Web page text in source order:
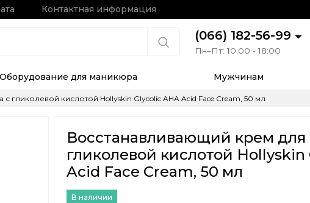
Контактная информация
(066) 182-56-99
Пн–Пт: 10:00 - 18:00
Оборудование для маникюра Мужчинам
гликолевой кислотой Hollyskin Glycolic AHA Acid Face Cream, 50 мл
Восстанавливающий крем для
гликолевой кислотой
Acid Face Cream, 50 мл
В наличии